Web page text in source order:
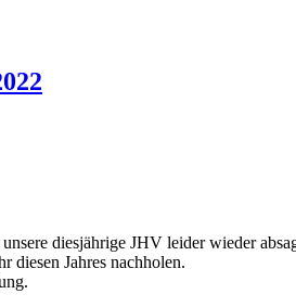
diesjährige JHV leider wieder
diesen Jahres nachholen.